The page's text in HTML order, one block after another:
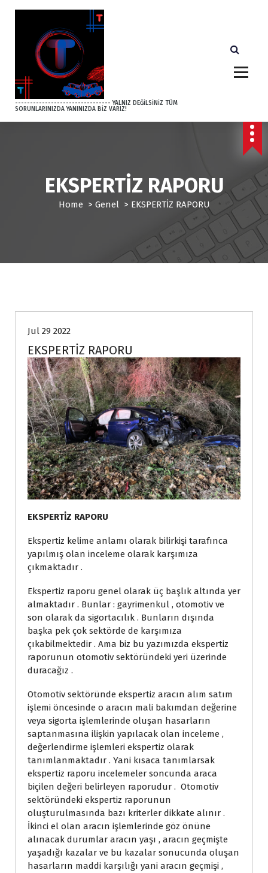
t
-------------------------------- YALNIZ DEĞİLSİNİZ TÜM
SORUNLARINIZDA YANINIZDA BİZ VARIZ!
EKSPERTİZ RAPORU
Home > Genel> EKSPERTİZ RAPORU
Jul 29 2022
EKSPERTİZ RAPORU
EKSPERTİZ RAPORU
Ekspertiz kelime anlamı olarak bilirkişi tarafınca
yapılmış olan inceleme olarak karşımıza
çıkmaktadır .
Ekspertiz raporu genel olarak üç başlık altında yer
almaktadır . Bunlar : gayrimenkul , otomotiv ve
son olarak da sigortacılık . Bunların dışında
başka pek çok sektörde de karşımıza
çıkabilmektedir . Ama biz bu yazımızda ekspertiz
raporunun otomotiv sektöründeki yeri üzerinde
duracağız .
Otomotiv sektöründe ekspertiz aracın alım satım
işlemi öncesinde o aracın mali bakımdan değerine
veya sigorta işlemlerinde oluşan hasarların
saptanmasına ilişkin yapılacak olan inceleme ,
değerlendirme işlemleri ekspertiz olarak
tanımlanmaktadır . Yani kısaca tanımlarsak
ekspertiz raporu incelemeler soncunda araca
biçilen değeri belirleyen raporudur . Otomotiv
sektöründeki ekspertiz raporunun
oluşturulmasında bazı kriterler dikkate alınır .
İkinci el olan aracın işlemlerinde göz önüne
alınacak durumlar aracın yaşı , aracın geçmişte
yaşadığı kazalar ve bu kazalar sonucunda oluşan
hasarların maddi karşılığı yani aracın geçmişi ,